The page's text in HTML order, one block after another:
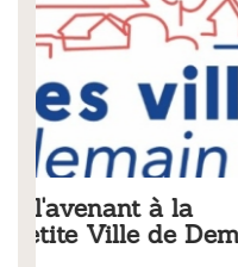
Tarifs 2026
municipaux